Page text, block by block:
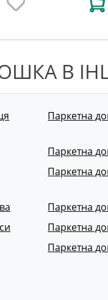
В
Паркетна
Паркетна
Паркетна
Паркетна
Паркетна
Паркетна